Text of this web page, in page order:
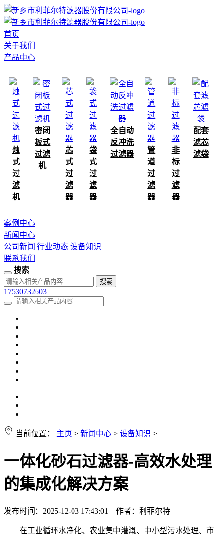
首页
关于我们
产品中心
烛
式
过
滤
机
密闭
板式
过滤
机
芯
式
过
滤
器
袋
式
过
滤
器
全自动
反冲洗
过滤器
管
道
过
滤
器
非
标
过
滤
器
配套
滤芯
滤袋
案例中心
新闻中心
公司新闻 行业动态 设备知识
联系我们
搜索
17530732603
当前位置： 主页 > 新闻中心 > 设备知识 >
一体化砂石过滤器-高效水处理
的集成化解决方案
发布时间：2025-12-03 17:43:01 作者：利菲尔特
在工业循环水净化、农业集中灌溉、中小型污水处理、市